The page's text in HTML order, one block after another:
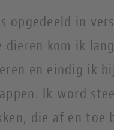
opgedeeld in
dieren kom ik
en eindig ik
Ik word
die af en toe